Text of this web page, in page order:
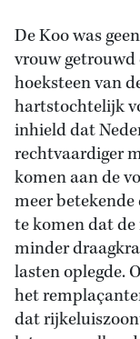
De Koo was
vrouw getrouwd
hoeksteen van
hartstochtelijk
inhield dat
rechtvaardiger
komen aan de
meer
te komen dat
minder
lasten oplegde.
het
dat